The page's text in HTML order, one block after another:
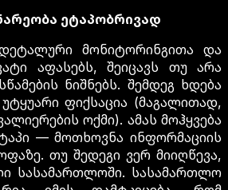
ეტაპობრივად
მონიტორინგითა და
აფასებს, შეიცავს თუ არა
ნიშნებს. შემდეგ ხდება
ფიქსაცია (მაგალითად,
ოქმი). ამას მოჰყვება
— მოთხოვნა ინფორმაციის
თუ შედეგი ვერ მიიღწევა,
სასამართლოში. სასამართლო